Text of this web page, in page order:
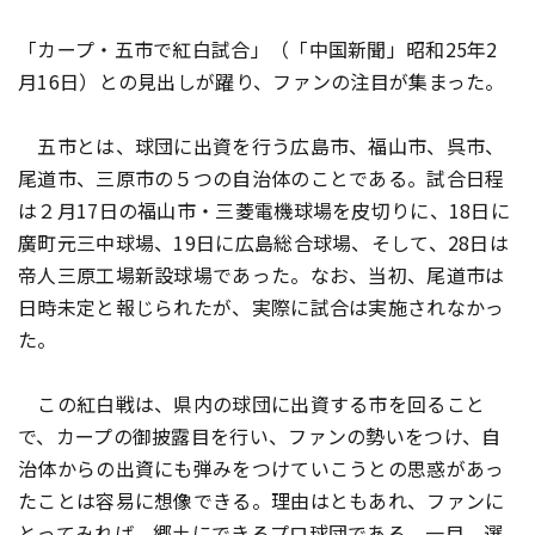
「カープ・五市で紅白試合」（「中国新聞」昭和25年2
月16日）との見出しが躍り、ファンの注目が集まった。
五市とは、球団に出資を行う広島市、福山市、呉市、
尾道市、三原市の５つの自治体のことである。試合日程
は２月17日の福山市・三菱電機球場を皮切りに、18日に
廣町元三中球場、19日に広島総合球場、そして、28日は
帝人三原工場新設球場であった。なお、当初、尾道市は
日時未定と報じられたが、実際に試合は実施されなかっ
た。
この紅白戦は、県内の球団に出資する市を回ること
で、カープの御披露目を行い、ファンの勢いをつけ、自
治体からの出資にも弾みをつけていこうとの思惑があっ
たことは容易に想像できる。理由はともあれ、ファンに